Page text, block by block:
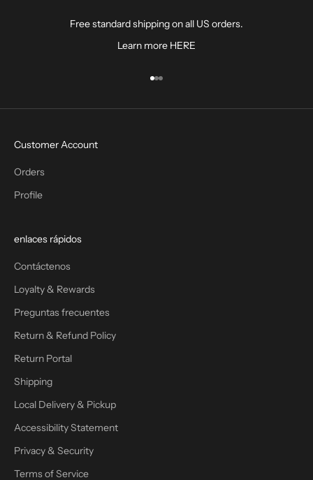
Free standard shipping on all US orders.
Learn more HERE
Ir al artículo 1
Ir al artículo 2
Ir al artículo 3
Customer Account
Orders
Profile
enlaces rápidos
Contáctenos
Loyalty & Rewards
Preguntas frecuentes
Return & Refund Policy
Return Portal
Shipping
Local Delivery & Pickup
Accessibility Statement
Privacy & Security
Terms of Service